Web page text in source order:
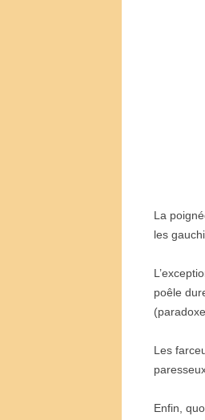
La poigné
les
L’
poêle
Les
Enfin,